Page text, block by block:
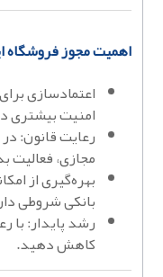
اهمیت مجوز فروشگاه
اعتمادسازی
امنیت بیشتری
رعایت قانون:
مجازی،
بهره‌گیری از
بانکی شروطی
رشد پایدار: با
کاهش دهید.